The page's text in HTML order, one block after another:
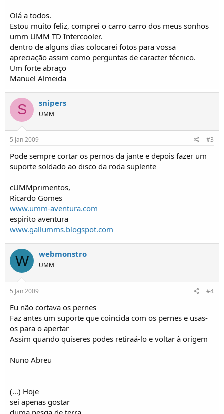
Olá a todos.
Estou muito feliz, comprei o carro carro dos meus sonhos
umm UMM TD Intercooler.
dentro de alguns dias colocarei fotos para vossa
apreciação assim como perguntas de caracter técnico.
Um forte abraço
Manuel Almeida
S snipers
UMM
5 Jan 2009 #3
Pode sempre cortar os pernos da jante e depois fazer um
suporte soldado ao disco da roda suplente
cUMMprimentos,
Ricardo Gomes
www.umm-aventura.com
espirito aventura
www.gallumms.blogspot.com
W webmonstro
UMM
5 Jan 2009 #4
Eu não cortava os pernes
Faz antes um suporte que coincida com os pernes e usas-
os para o apertar
Assim quando quiseres podes retiraá-lo e voltar à origem
Nuno Abreu
(...) Hoje
sei apenas gostar